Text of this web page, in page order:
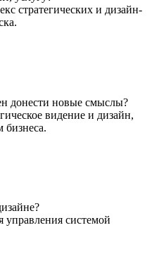
стратегических и дизайн-
донести новые смыслы?
видение и дизайн,
бизнеса.
управления системой